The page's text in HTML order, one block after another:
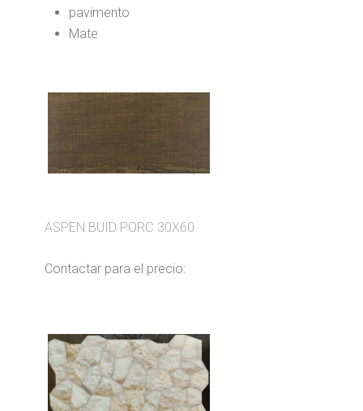
pavimento
Mate
ASPEN BUID PORC 30X60
Contactar para el precio: